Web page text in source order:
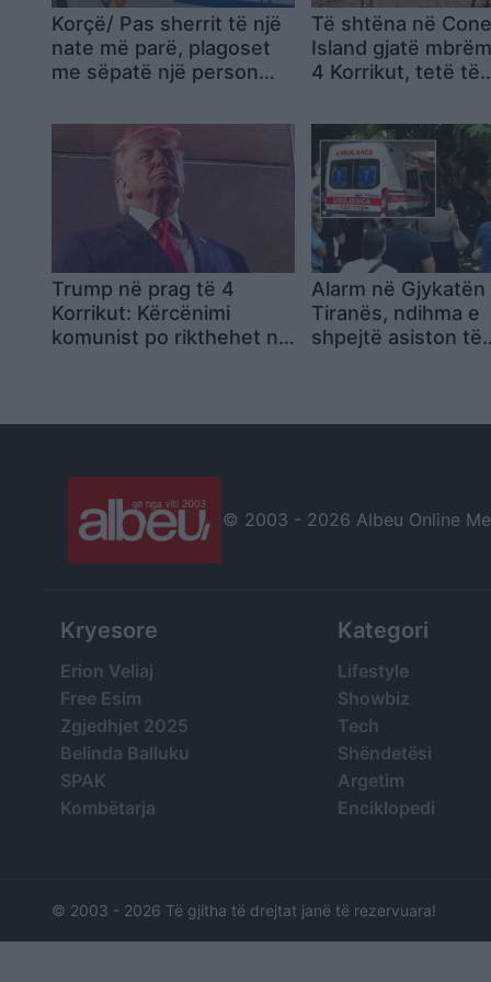
Korçë/ Pas sherrit të një
nate më parë, plagoset
me sëpatë një person
autori
Të shtëna në
Island gjatë
4 Korrikut, tetë të
fëmijë
Trump në prag të 4
Korrikut: Kërcënimi
komunist po rikthehet në
Alarm në Gjykatën
Tiranës, ndihma e
shpejtë asiston të
© 2003 - 2026 Albeu Online
Kryesore
Erion Veliaj
Free Esim
Zgjedhjet 2025
Belinda Balluku
SPAK
Kombëtarja
Kategori
Lifestyle
Showbiz
Tech
Shëndetësi
Argetim
Enciklopedi
© 2003 - 2026 Të gjitha të drejtat janë të rezervuara!